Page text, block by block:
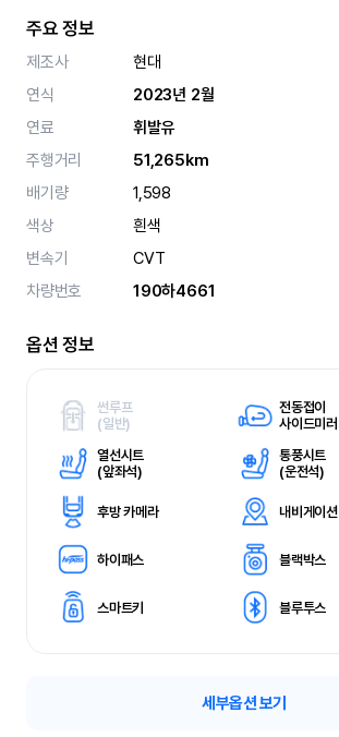
주요 정보
제조사
현대
연식
2023년 2월
연료
휘발유
주행거리
51,265km
배기량
1,598
색상
흰색
변속기
CVT
차량번호
190하4661
옵션 정보
썬루프
(일반)
전동접이
사이드미러
열선시트
(앞좌석)
통풍시트
(운전석)
후방 카메라 내비게이션
하이패스 블랙박스
스마트키 블루투스
세부옵션 보기